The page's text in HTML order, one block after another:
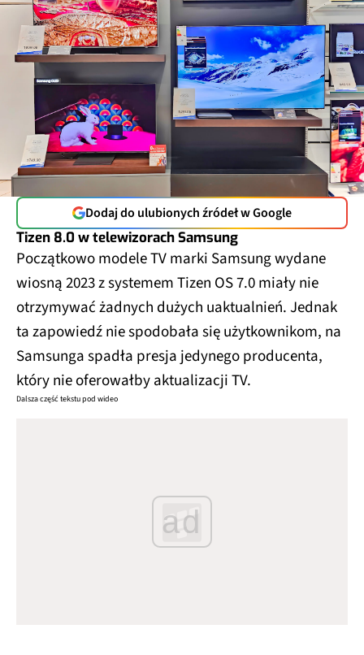
Dodaj do ulubionych źródeł w Google
Tizen 8.0 w telewizorach Samsung
Początkowo modele TV marki Samsung wydane
wiosną 2023 z systemem Tizen OS 7.0 miały nie
otrzymywać żadnych dużych uaktualnień. Jednak
ta zapowiedź nie spodobała się użytkownikom, na
Samsunga spadła presja jedynego producenta,
który nie oferowałby aktualizacji TV.
Dalsza część tekstu pod wideo
ad